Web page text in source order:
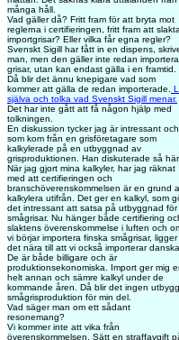
många håll.
Vad gäller då? Fritt fram för att bryta mot
reglerna i certifieringen, fritt fram att slakta
importgrisar? Eller vilka får egna regler?
Svenskt Sigill har fått in en dispens,
man, men den gäller inte redan
grisar, utan kan endast gälla i en framtid.
Då blir det ännu knepigare vad som
kommer att gälla de redan importerade.
själva och tolka vad Svenskt Sigill menar.
Det har inte gått att få någon hjälp med
tolkningen.
En diskussion tycker jag är intressant och
som kom från en grisföretagare som
kalkylerade på en utbyggnad av
grisproduktionen. Han diskuterade så
När jag gjort mina kalkyler, har jag räknat
med att certifieringen och
branschöverenskommelsen är en grund
kalkylera utifrån. Det ger en kalkyl, som
det intressant att satsa på utbyggnad för
smågrisar. Nu hänger både certifiering
slaktens överenskommelse i luften och
vi börjar importera finska smågrisar, ligger
det nära till att vi också importerar danska.
De är både billigare och är
produktionsekonomiska. Import ger mig
helt annan och sämre kalkyl under de
kommande åren. Då blir det ingen
smågrisproduktion för min del.
Vad säger man om ett sådant
resonemang?
Vi kommer inte att vika från
överenskommelsen. Sätt en straffavgift